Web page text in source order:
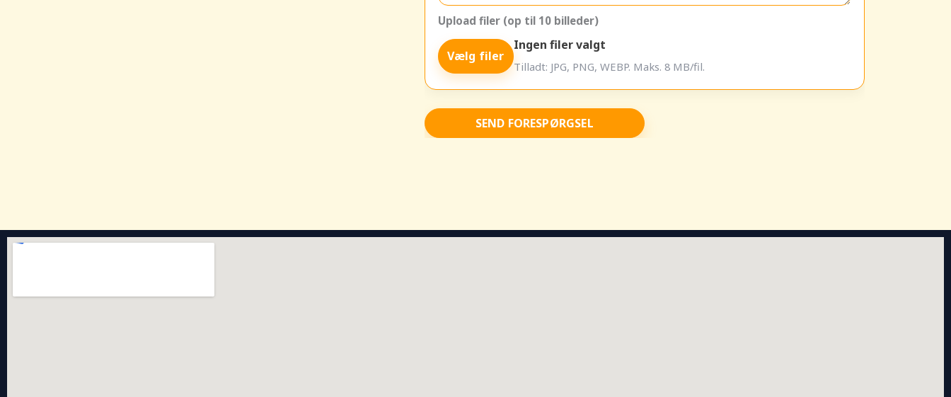
Upload filer (op til 10 billeder)
Vælg filer
Ingen filer valgt
Tilladt: JPG, PNG, WEBP. Maks. 8 MB/fil.
SEND FORESPØRGSEL